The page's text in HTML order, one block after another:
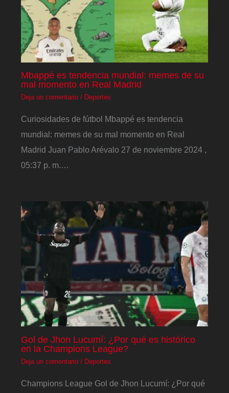
Mbappé es tendencia mundial: memes de su
mal momento en Real Madrid
Deja un comentario / Deportes
Curiosidades de fútbol Mbappé es tendencia
mundial: memes de su mal momento en Real
Madrid Juan Pablo Arévalo 27 de noviembre 2024 ,
05:37 p. m.…
Gol de Jhon Lucumí: ¿Por qué es histórico
en la Champions League?
Deja un comentario / Deportes
Champions League Gol de Jhon Lucumí: ¿Por qué